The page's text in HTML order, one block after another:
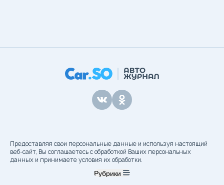
Рубрики
Предоставляя свои персональные данные и используя настоящий
веб-сайт, Вы соглашаетесь с обработкой Ваших персональных
данных и принимаете условия их обработки.